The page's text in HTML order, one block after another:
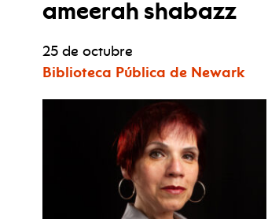
ameerah shabazz
25 de octubre
Biblioteca Pública de Newark